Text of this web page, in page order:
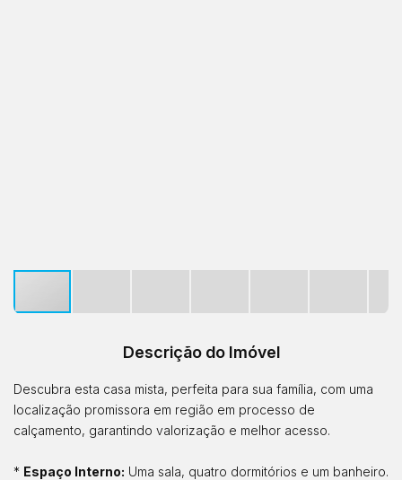
Descrição do Imóvel
Descubra esta casa mista, perfeita para sua família, com uma
localização promissora em região em processo de
calçamento, garantindo valorização e melhor acesso.
* Espaço Interno: Uma sala, quatro dormitórios e um banheiro.